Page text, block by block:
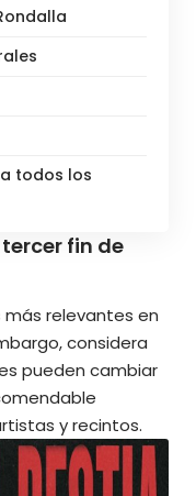
todos los
fin de
relevantes en
considera
pueden cambiar
y recintos.